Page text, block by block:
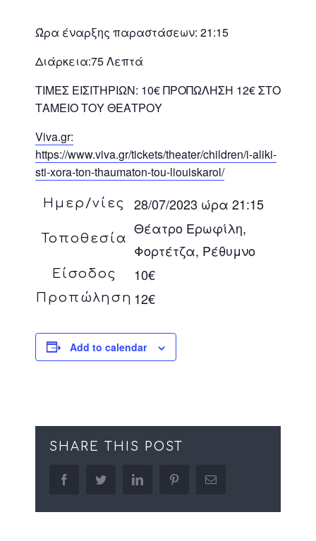
Ώρα έναρξης παραστάσεων: 21:15
Διάρκεια:75 Λεπτά
ΤΙΜΕΣ ΕΙΣΙΤΗΡΙΩΝ: 10€ ΠΡΟΠΩΛΗΣΗ 12€ ΣΤΟ
ΤΑΜΕΙΟ ΤΟΥ ΘΕΑΤΡΟΥ
Viva.gr:
https://www.viva.gr/tickets/theater/children/i-aliki-
sti-xora-ton-thaumaton-tou-liouiskarol/
Ημερ/νίες 28/07/2023 ώρα 21:15
Τοποθεσία
Θέατρο Ερωφίλη,
Φορτέτζα, Ρέθυμνο
Είσοδος 10€
Προπώληση 12€
Add to calendar
SHARE THIS POST
facebooktwitter linkedin pinterestEmail